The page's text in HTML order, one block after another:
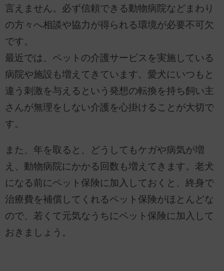
言えません。必ず信頼できる動物病院などまわり
の方々へ相談や協力が得られる環境が必要不可欠
です。
最近では、ペットの介護サービスを実施している
病院や施設も増えてきています。愛犬にいつもと
違う刺激を与えるという発想の転換を持ち飼い主
さんが無理をしない介護を心掛けることが大切で
す。
また、年を取ると、どうしてもケガや病気が増
え、動物病院にかかる回数も増えてきます。老犬
になる前にペット保険に加入しておくと、終身で
治療費を補償してくれるペット保険がほとんどな
ので、若くて元気なうちにペット保険に加入して
おきましょう。